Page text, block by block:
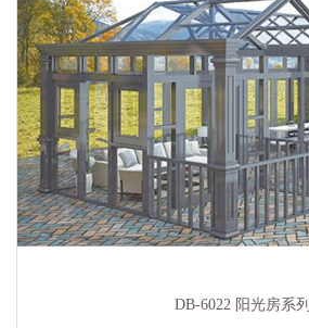
DB-6022 阳光房系列